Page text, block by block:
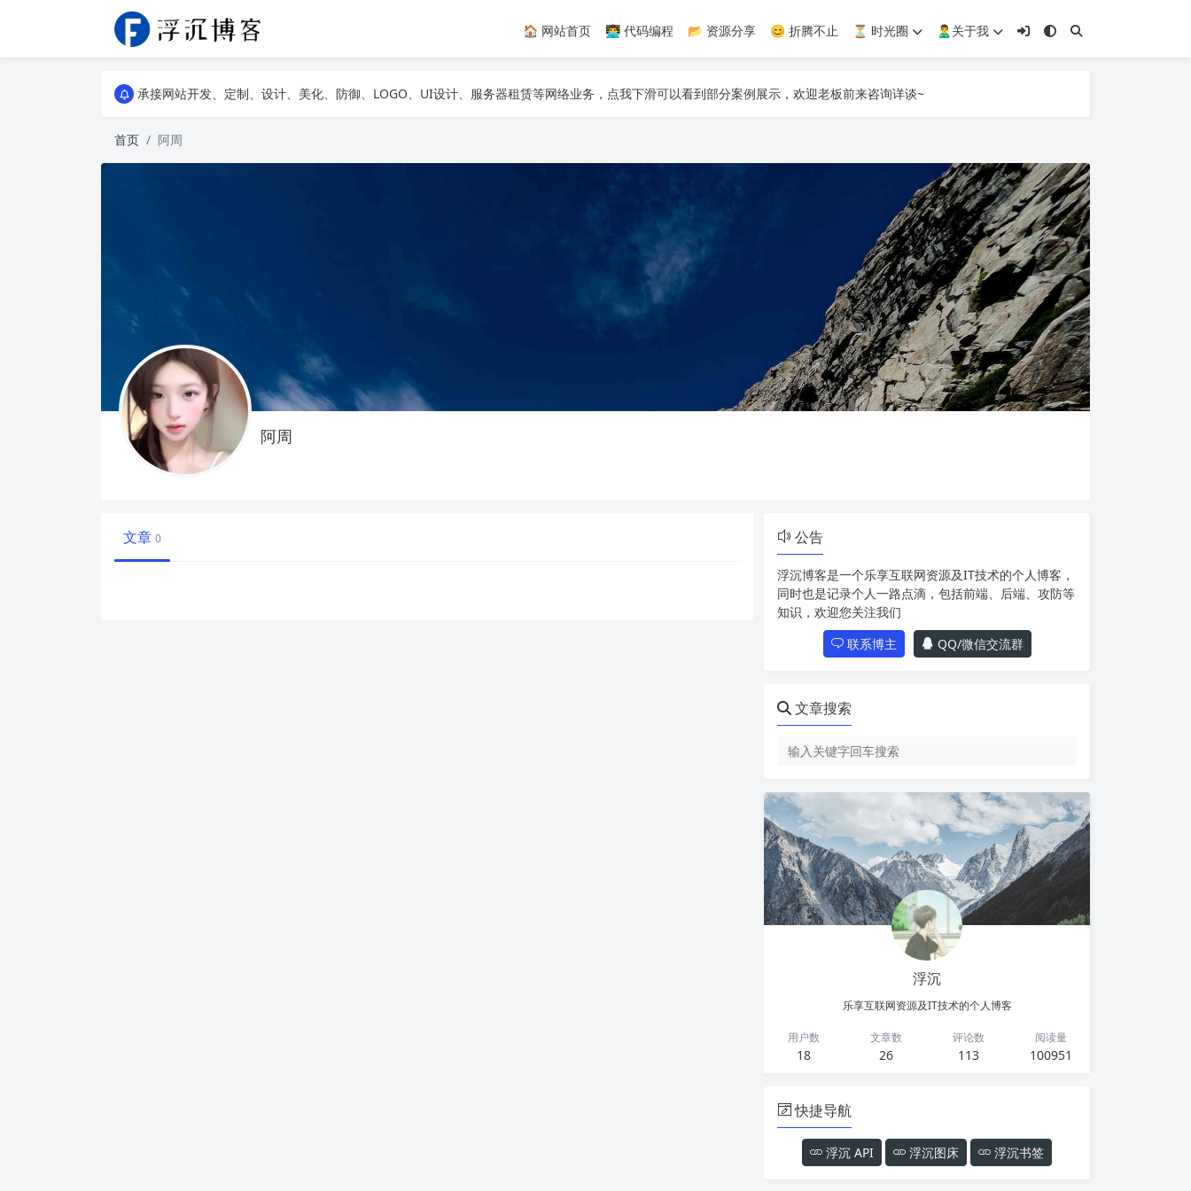
🏠 网站首页 👨‍💻 代码编程 📂 资源分享 😊 折腾不止 ⏳ 时光圈 🙎‍♂️关于我
浮沉API，提供二次元动漫图片API、高清风景壁纸API、网易云热评API、精选诗集API，自建JS特效等，让您的网站随心所动不再单调~
承接网站开发、定制、设计、美化、防御、LOGO、UI设计、服务器租赁等网络业务，点我下滑可以看到部分案例展示，欢迎老板前来咨询详谈~
承接网站开发、定制、设计、美化、防御、LOGO、UI设计、服务器租赁等网络业务，点我下滑可以看到部分案例展示，欢迎老板前来咨询详谈~
首页 阿周
阿周
文章 0 公告
浮沉博客是一个乐享互联网资源及IT技术的个人博客，
同时也是记录个人一路点滴，包括前端、后端、攻防等
知识，欢迎您关注我们
联系博主
QQ/微信交流群
文章搜索
浮沉
乐享互联网资源及IT技术的个人博客
用户数
18
文章数
26
评论数
113
阅读量
100951
快捷导航
浮沉 API 浮沉图床 浮沉书签